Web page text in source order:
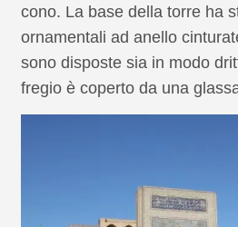
cono. La base della torre ha
ornamentali ad anello
sono disposte sia in modo
fregio è coperto da una